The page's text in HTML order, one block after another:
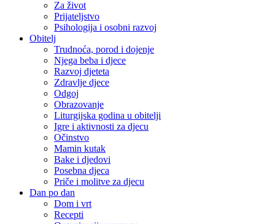
Za život
Prijateljstvo
Psihologija i osobni razvoj
Obitelj
Trudnoća, porod i dojenje
Njega beba i djece
Razvoj djeteta
Zdravlje djece
Odgoj
Obrazovanje
Liturgijska godina u obitelji
Igre i aktivnosti za djecu
Očinstvo
Mamin kutak
Bake i djedovi
Posebna djeca
Priče i molitve za djecu
Dan po dan
Dom i vrt
Recepti